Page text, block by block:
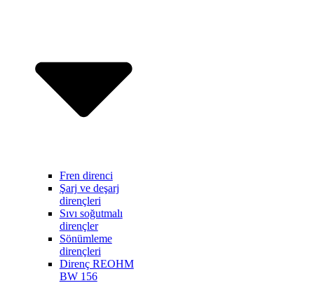
Fren direnci
Şarj ve deşarj
dirençleri
Sıvı soğutmalı
dirençler
Sönümleme
dirençleri
Direnç REOHM
BW 156